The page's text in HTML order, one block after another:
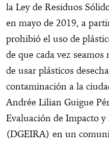
la Ley de Residuos
en mayo de 2019, a
prohibió el uso de
de que cada vez
de usar plásticos
contaminación a la
Andrée Lilian Guigue
Evaluación de Impacto
(DGEIRA) en un